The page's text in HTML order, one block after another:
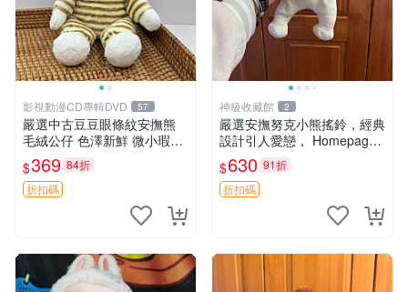
影視動漫CD專輯DVD 57
嚴選中古豆豆眼條紋安撫熊
毛絨公仔 色澤新鮮 微小瑕疵
可收藏 中古 安撫熊 條紋公仔
$369 84折
折扣碼
神級收藏館 2
嚴選安撫努克小熊搖鈴，經典
設計引人愛戀， Homepage
滿60元包運，不滿補差價！
安撫努克 小熊搖鈴 雙手搖動
$630 91折
折扣碼